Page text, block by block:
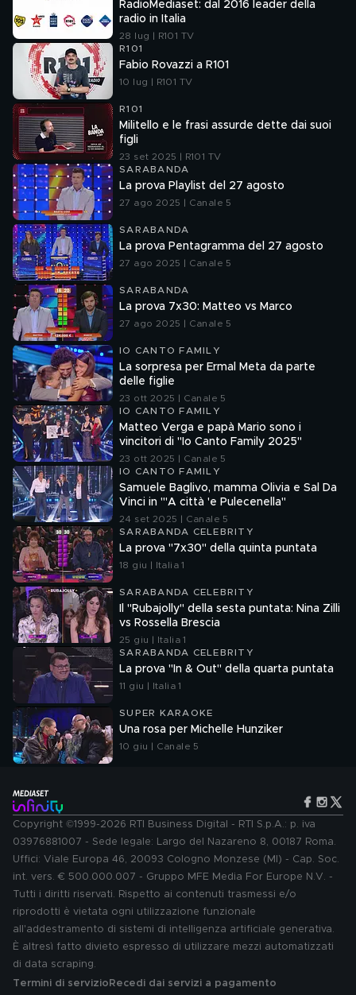
RadioMediaset: dal 2016 leader della
radio in Italia
28 lug | R101 TV
R101
Fabio Rovazzi a R101
10 lug | R101 TV
R101
Militello e le frasi assurde dette dai suoi
figli
23 set 2025 | R101 TV
SARABANDA
La prova Playlist del 27 agosto
27 ago 2025 | Canale 5
SARABANDA
La prova Pentagramma del 27 agosto
27 ago 2025 | Canale 5
SARABANDA
La prova 7x30: Matteo vs Marco
27 ago 2025 | Canale 5
IO CANTO FAMILY
La sorpresa per Ermal Meta da parte
delle figlie
23 ott 2025 | Canale 5
IO CANTO FAMILY
Matteo Verga e papà Mario sono i
vincitori di "Io Canto Family 2025"
23 ott 2025 | Canale 5
IO CANTO FAMILY
Samuele Baglivo, mamma Olivia e Sal Da
Vinci in "'A città 'e Pulecenella"
24 set 2025 | Canale 5
SARABANDA CELEBRITY
La prova "7x30" della quinta puntata
18 giu | Italia 1
SARABANDA CELEBRITY
Il "Rubajolly" della sesta puntata: Nina Zilli
vs Rossella Brescia
25 giu | Italia 1
SARABANDA CELEBRITY
La prova "In & Out" della quarta puntata
11 giu | Italia 1
SUPER KARAOKE
Una rosa per Michelle Hunziker
10 giu | Canale 5
Copyright ©1999-2026 RTI Business Digital - RTI S.p.A.: p. iva
03976881007 - Sede legale: Largo del Nazareno 8, 00187 Roma.
Uffici: Viale Europa 46, 20093 Cologno Monzese (MI) - Cap. Soc.
int. vers. € 500.000.007 - Gruppo MFE Media For Europe N.V. -
Tutti i diritti riservati. Rispetto ai contenuti trasmessi e/o
riprodotti è vietata ogni utilizzazione funzionale
all'addestramento di sistemi di intelligenza artificiale generativa.
È altresì fatto divieto espresso di utilizzare mezzi automatizzati
di data scraping.
Termini di servizio Recedi dai servizi a pagamento